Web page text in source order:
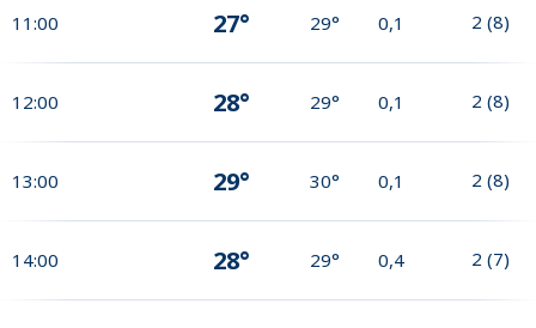
11:00 27° 29° 0,1 2 (8)
12:00 28° 29° 0,1 2 (8)
13:00 29° 30° 0,1 2 (8)
14:00 28° 29° 0,4 2 (7)